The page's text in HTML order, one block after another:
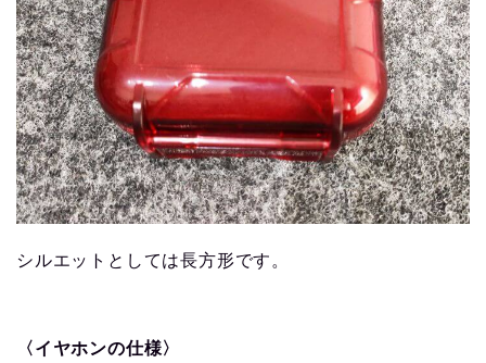
シルエットとしては長方形です。
〈イヤホンの仕様〉